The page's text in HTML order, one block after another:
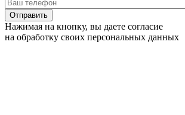
Нажимая на кнопку, вы даете согласие
на обработку своих персональных данных